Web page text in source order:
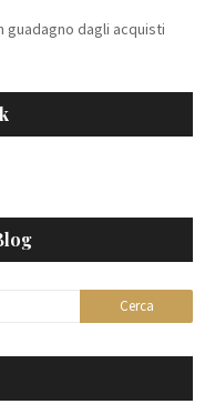
guadagno dagli acquisti